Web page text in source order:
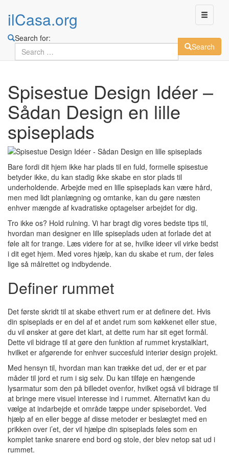
ilCasa.org
Search for:
Search
main
content
Spisestue Design Idéer –
Sådan Design en lille
spiseplads
Bare fordi dit hjem ikke har plads til en fuld, formelle spisestue
betyder ikke, du kan stadig ikke skabe en stor plads til
underholdende. Arbejde med en lille spiseplads kan være hård,
men med lidt planlægning og omtanke, kan du gøre næsten
enhver mængde af kvadratiske optagelser arbejdet for dig.
Tro ikke os? Hold rulning. Vi har bragt dig vores bedste tips til,
hvordan man designer en lille spiseplads uden at forlade det at
føle alt for trange. Læs videre for at se, hvilke ideer vil virke bedst
i dit eget hjem. Med vores hjælp, kan du skabe et rum, der føles
lige så målrettet og indbydende.
Definer rummet
Det første skridt til at skabe ethvert rum er at definere det. Hvis
din spiseplads er en del af et andet rum som køkkenet eller stue,
du vil ønsker at gøre det klart, at dette rum har sit eget formål.
Dette vil bidrage til at gøre den funktion af rummet krystalklart,
hvilket er afgørende for enhver succesfuld interiør design projekt.
Med hensyn til, hvordan man kan trække det ud, der er et par
måder til jord et rum i sig selv. Du kan tilføje en hængende
lysarmatur som den på billedet ovenfor, hvilket også vil bidrage til
at bringe mere visuel interesse ind i rummet. Alternativt kan du
vælge at indarbejde et område tæppe under spisebordet. Ved
hjælp af en eller begge af disse metoder er beslægtet med en
prikken over i’et, der vil hjælpe din spiseplads føles som en
komplet tanke snarere end bord og stole, der blev netop sat ud i
rummet.